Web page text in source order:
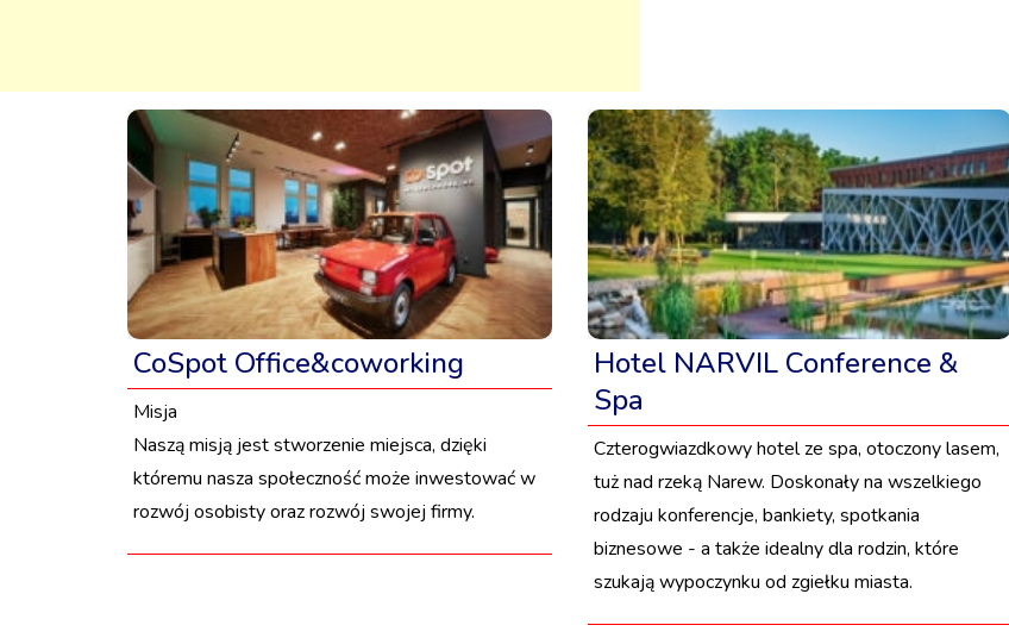
CoSpot Office&coworking
Misja
Naszą misją jest stworzenie miejsca, dzięki
któremu nasza społeczność może inwestować w
rozwój osobisty oraz rozwój swojej firmy.
Hotel NARVIL Conference &
Spa
Czterogwiazdkowy hotel ze spa, otoczony lasem,
tuż nad rzeką Narew. Doskonały na wszelkiego
rodzaju konferencje, bankiety, spotkania
biznesowe - a także idealny dla rodzin, które
szukają wypoczynku od zgiełku miasta.